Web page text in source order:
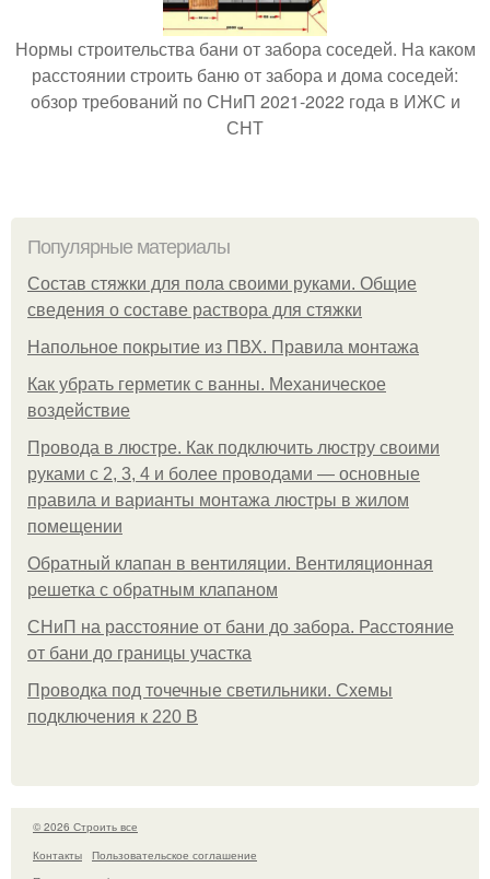
Нормы строительства бани от забора соседей. На каком
расстоянии строить баню от забора и дома соседей:
обзор требований по СНиП 2021-2022 года в ИЖС и
СНТ
Популярные материалы
Состав стяжки для пола своими руками. Общие
сведения о составе раствора для стяжки
Напольное покрытие из ПВХ. Правила монтажа
Как убрать герметик с ванны. Механическое
воздействие
Провода в люстре. Как подключить люстру своими
руками с 2, 3, 4 и более проводами — основные
правила и варианты монтажа люстры в жилом
помещении
Обратный клапан в вентиляции. Вентиляционная
решетка с обратным клапаном
СНиП на расстояние от бани до забора. Расстояние
от бани до границы участка
Проводка под точечные светильники. Схемы
подключения к 220 В
© 2026 Строить все
Контакты
Пользовательское соглашение